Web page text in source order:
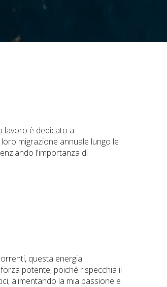
lavoro è dedicato a
migrazione annuale lungo le
l'importanza di
questa energia
potente, poiché rispecchia il
alimentando la mia passione e